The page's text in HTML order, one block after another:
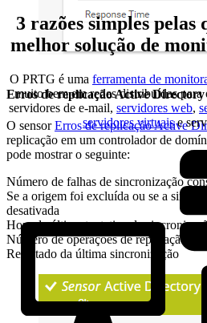
Erros de replicação Active Directory
O sensorErros de replicação Active
replicação em um controlador de
pode mostrar o seguinte:
Número de falhas de sincronização
Se a origem foi excluída ou se a
desativada
Hora da última tentativa de
Número de operações de replicação
Resultado da última sincronização
3 razões simples pelas
melhor solução de
O PRTG é uma ferramenta de
muito bem em redes distribuídas
servidores de e-mail, servidores web,
servidores virtuaise